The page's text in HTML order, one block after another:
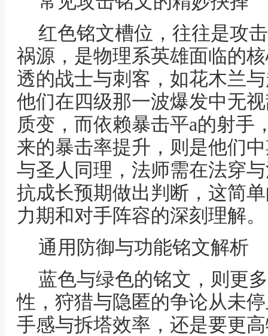
红色铭文槽位，往往是攻
祸源，是物理系英雄面临的
透的战士与刺客，如花木兰
他们在四级那一波爆发中无
质变，而依赖暴击平a的射手
来的暴击率提升，则是他们
与圣人同理，法师需在法穿
抗成长预期做出判断，这简
力期和对手阵容的深刻理解。
通用防御与功能铭文解析
蓝色与绿色的铭文，则更
性，狩猎与隐匿的争论从未
手感与拆塔效率，还是要更